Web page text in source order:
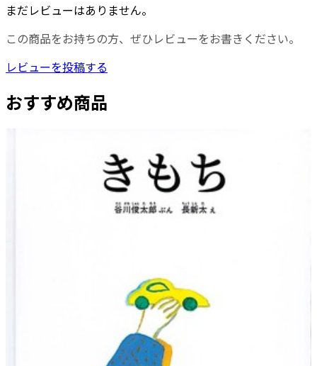
まだレビューはありません。
この商品をお持ちの方、ぜひレビューをお書きください。
レビューを投稿する
おすすめ商品